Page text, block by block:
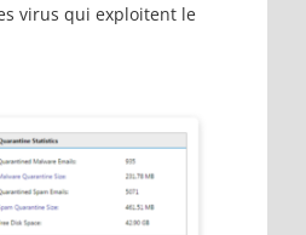
virus qui exploitent le